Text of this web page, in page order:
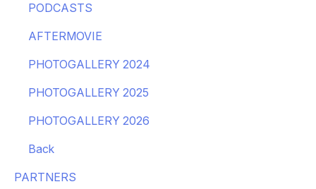
PODCASTS
AFTERMOVIE
PHOTOGALLERY 2024
PHOTOGALLERY 2025
PHOTOGALLERY 2026
Back
PARTNERS